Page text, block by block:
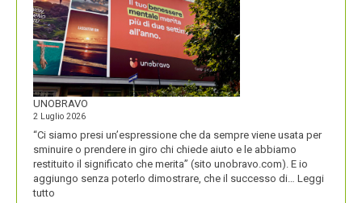
UNOBRAVO
2 Luglio 2026
“Ci siamo presi un’espressione che da sempre viene usata per
sminuire o prendere in giro chi chiede aiuto e le abbiamo
restituito il significato che merita” (sito unobravo.com). E io
aggiungo senza poterlo dimostrare, che il successo di… Leggi
tutto